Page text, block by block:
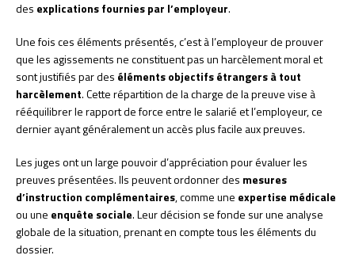
des explications fournies par l’employeur.
Une fois ces éléments présentés, c’est à l’employeur de prouver
que les agissements ne constituent pas un harcèlement moral et
sont justifiés par des éléments objectifs étrangers à tout
harcèlement. Cette répartition de la charge de la preuve vise à
rééquilibrer le rapport de force entre le salarié et l’employeur, ce
dernier ayant généralement un accès plus facile aux preuves.
Les juges ont un large pouvoir d’appréciation pour évaluer les
preuves présentées. Ils peuvent ordonner des mesures
d’instruction complémentaires, comme une expertise médicale
ou une enquête sociale. Leur décision se fonde sur une analyse
globale de la situation, prenant en compte tous les éléments du
dossier.